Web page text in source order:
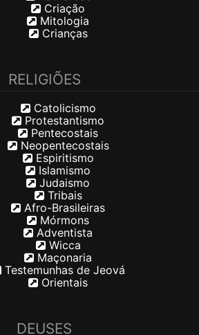
Criação
Mitologia
Crianças
RELIGIÕES
Catolicismo
Protestantismo
Pentecostais
Neopentecostais
Espiritismo
Islamismo
Judaismo
Tribais
Afro-Brasileiras
Mórmons
Adventista
Wicca
Maçonaria
Testemunhas de Jeová
Orientais
DEUSES